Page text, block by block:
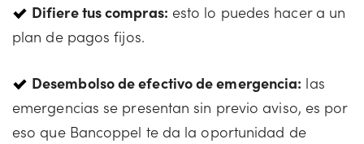
Difiere tus compras: esto lo puedes hacer a un
plan de pagos fijos.
Desembolso de efectivo de emergencia: las
emergencias se presentan sin previo aviso, es por
eso que Bancoppel te da la oportunidad de